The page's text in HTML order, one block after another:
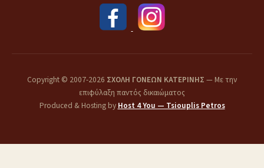
Copyright © 2007-2026 ΣΧΟΛΗ ΓΟΝΕΩΝ ΚΑΤΕΡΙΝΗΣ — Με την
επιφύλαξη παντός δικαιώματος
Produced & Hosting by Host 4 You — Tsiouplis Petros